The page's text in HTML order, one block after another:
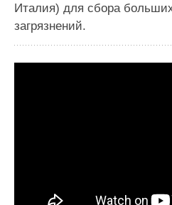
Италия) для сбора
загрязнений.